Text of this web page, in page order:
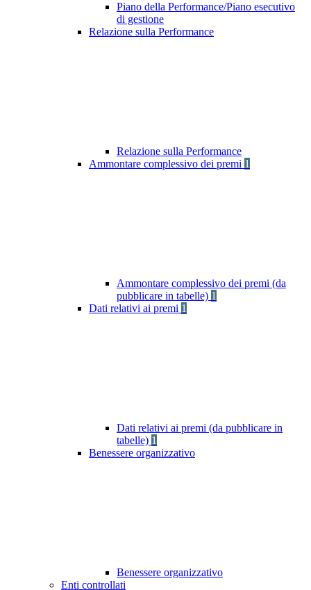
Piano della Performance/Piano esecutivo
di gestione
Relazione sulla Performance
Relazione sulla Performance
Ammontare complessivo dei premi 1
Ammontare complessivo dei premi (da
pubblicare in tabelle) 1
Dati relativi ai premi 1
Dati relativi ai premi (da pubblicare in
tabelle) 1
Benessere organizzativo
Benessere organizzativo
Enti controllati